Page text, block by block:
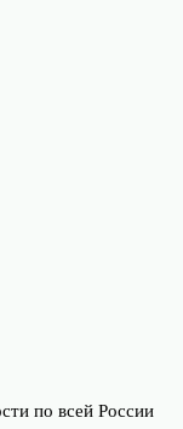
по всей России